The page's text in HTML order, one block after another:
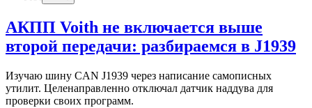
АКПП Voith не включается выше
второй передачи: разбираемся в J1939
Изучаю шину CAN J1939 через написание самописных
утилит. Целенаправленно отключал датчик наддува для
проверки своих программ.